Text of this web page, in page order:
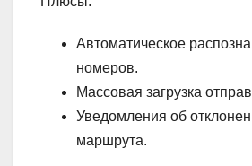
Автоматическое
номеров.
Массовая загрузка
Уведомления об
маршрута.